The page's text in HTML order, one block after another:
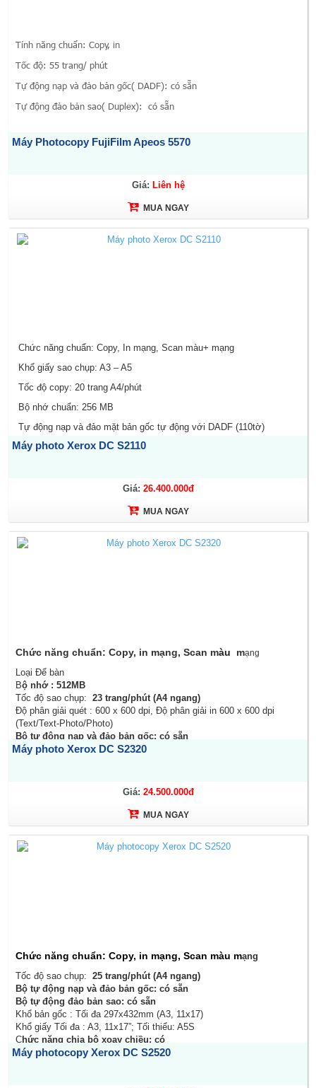
Tính năng chuẩn: Copy, in
Tốc độ: 55 trang/ phút
Tự động nạp và đảo bản gốc( DADF): có sẵn
Tự động đảo bản sao( Duplex): có sẵn
Máy Photocopy FujiFilm Apeos 5570
Giá: Liên hệ
MUA NGAY
Chức năng chuẩn: Copy, In mạng, Scan màu+ mạng
Khổ giấy sao chụp: A3 – A5
Tốc độ copy: 20 trang A4/phút
Bộ nhớ chuẩn: 256 MB
Tự động nạp và đảo mặt bản gốc tự động với DADF (110tờ)
Tự động đảo hai mặt bản sao (Duplex): có sẵn
Máy photo Xerox DC S2110
Giá: 26.400.000đ
MUA NGAY
Chức năng chuẩn: Copy, in mạng, Scan màu mạng
Loại Để bàn
Bộ nhớ : 512MB
Tốc độ sao chụp: 23 trang/phút (A4 ngang)
Độ phân giải quét : 600 x 600 dpi, Độ phân giải in 600 x 600 dpi
(Text/Text-Photo/Photo)
Bộ tự động nạp và đảo bản gốc: có sẵn
Bộ tự động đảo bản sao: có sẵn
Máy photo Xerox DC S2320
Giá: 24.500.000đ
MUA NGAY
Chức năng chuẩn: Copy, in mạng, Scan màu mạng
Tốc độ sao chụp: 25 trang/phút (A4 ngang)
Bộ tự động nạp và đảo bản gốc: có sẵn
Bộ tự động đảo bản sao: có sẵn
Khổ bản gốc : Tối đa 297x432mm (A3, 11x17)
Khổ giấy Tối đa : A3, 11x17”; Tối thiểu: A5S
Chức năng chia bộ xoay chiều: có
Khay giấy Chuẩn: Khay 1: 250 tờ,
Máy photocopy Xerox DC S2520